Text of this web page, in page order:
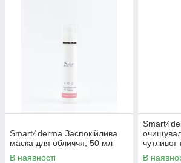
Smart4derma Заспокійлива
маска для обличчя, 50 мл
В наявності
чутливої
250 мл
В